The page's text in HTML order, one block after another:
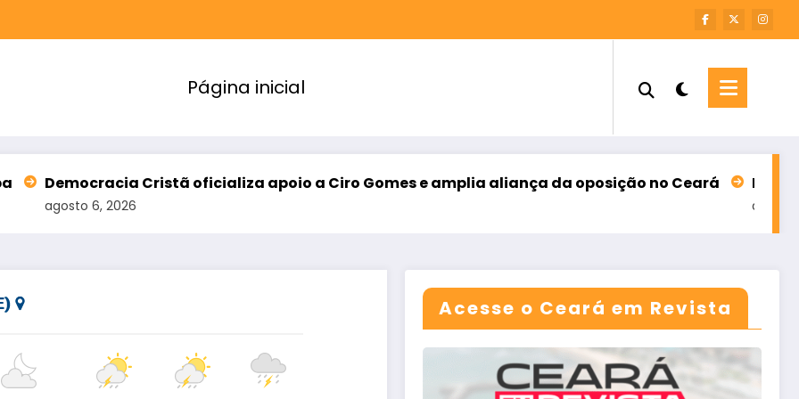
Página inicial
Cristã oficializa apoio a Ciro Gomes e amplia aliança da oposição no Ceará
agosto 6, 2026
INFORME –
agosto 6, 2026
Acesse o Ceará em Revista